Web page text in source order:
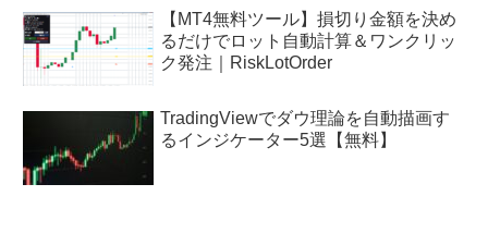
【MT4無料ツール】損切り金額を決め
るだけでロット自動計算＆ワンクリッ
ク発注｜RiskLotOrder
TradingViewでダウ理論を自動描画す
るインジケーター5選【無料】